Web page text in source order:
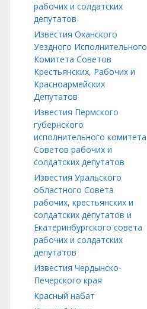
рабочих и солдатских
депутатов
Известия Оханского
Уездного Исполнительного
Комитета Советов
Крестьянских, Рабочих и
Красноармейских
Депутатов
Известия Пермского
губернского
исполнительного комитета
Советов рабочих и
солдатских депутатов
Известия Уральского
областного Совета
рабочих, крестьянских и
солдатских депутатов и
Екатеринбургского совета
рабочих и солдатских
депутатов
Известия Чердынско-
Печерского края
Красный набат